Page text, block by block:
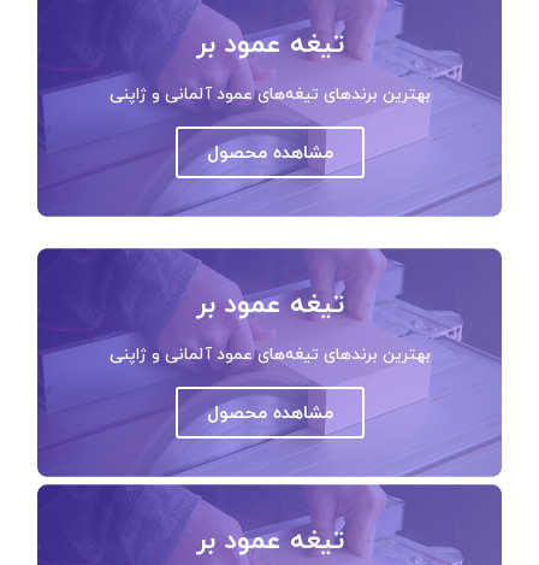
تیغه عمود بر
بهترین برندهای تیغه‌های عمود آلمانی و ژاپنی
مشاهده محصول
تیغه عمود بر
بهترین برندهای تیغه‌های عمود آلمانی و ژاپنی
مشاهده محصول
تیغه عمود بر